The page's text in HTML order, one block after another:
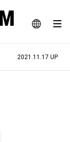
JA
EN
マガジン
2021.11.17 UP